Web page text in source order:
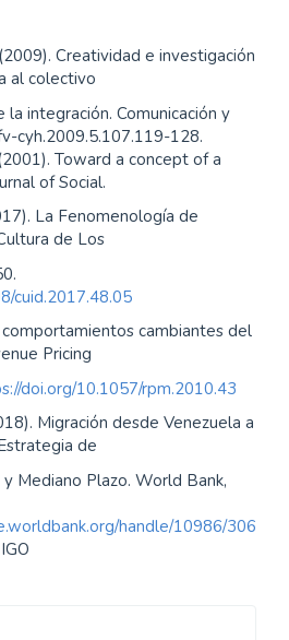
Creatividad e investigación
al colectivo
integración. Comunicación y
cyh.2009.5.107.119-128.
Toward a concept of a
of Social.
La Fenomenología de
de Los
cuid.2017.48.05
cambiantes del
Pricing
doi.org/10.1057/rpm.2010.43
Migración desde Venezuela a
de
Mediano Plazo. World Bank,
handle/10986/306